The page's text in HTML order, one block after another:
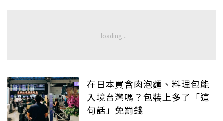
在日本買含肉泡麵、料理包能
入境台灣嗎？包裝上多了「這
句話」免罰錢